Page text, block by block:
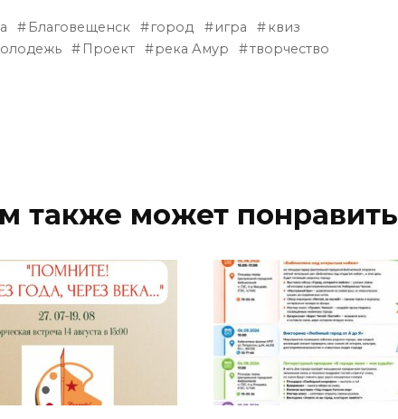
Благовещенск город игра
квиз
Проект река Амур
творчество
также может